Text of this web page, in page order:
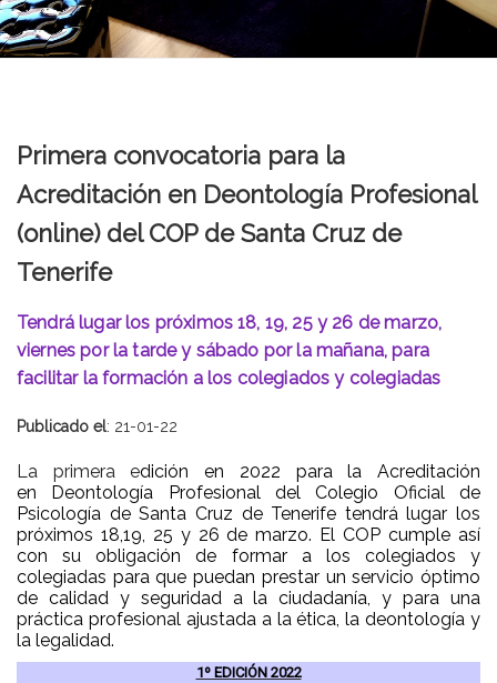
Primera convocatoria para la
Acreditación en Deontología Profesional
(online) del COP de Santa Cruz de
Tenerife
Tendrá lugar los próximos 18, 19, 25 y 26 de marzo,
viernes por la tarde y sábado por la mañana, para
facilitar la formación a los colegiados y colegiadas
Publicado el: 21-01-22
La primera edición en 2022 para la Acreditación
en Deontología Profesional del Colegio Oficial de
Psicología de Santa Cruz de Tenerife tendrá lugar los
próximos 18,19, 25 y 26 de marzo. El COP cumple así
con su obligación de formar a los colegiados y
colegiadas para que puedan prestar un servicio óptimo
de calidad y seguridad a la ciudadanía, y para una
práctica profesional ajustada a la ética, la deontología y
la legalidad.
1º EDICIÓN 2022